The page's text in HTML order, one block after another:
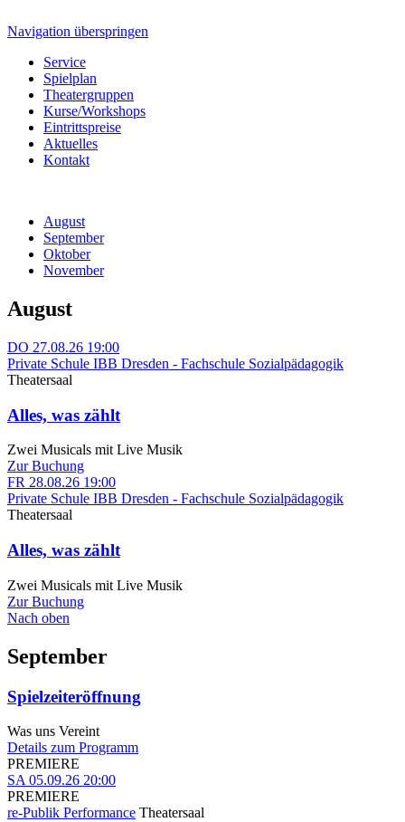
Navigation überspringen
Service
Spielplan
Theatergruppen
Kurse/Workshops
Eintrittspreise
Aktuelles
Kontakt
August
September
Oktober
November
August
DO 27.08.26 19:00
Private Schule IBB Dresden - Fachschule Sozialpädagogik
Theatersaal
Alles, was zählt
Zwei Musicals mit Live Musik
Zur Buchung
FR 28.08.26 19:00
Private Schule IBB Dresden - Fachschule Sozialpädagogik
Theatersaal
Alles, was zählt
Zwei Musicals mit Live Musik
Zur Buchung
Nach oben
September
Spielzeiteröffnung
Was uns Vereint
Details zum Programm
PREMIERE
SA 05.09.26 20:00
PREMIERE
re-Publik Performance Theatersaal